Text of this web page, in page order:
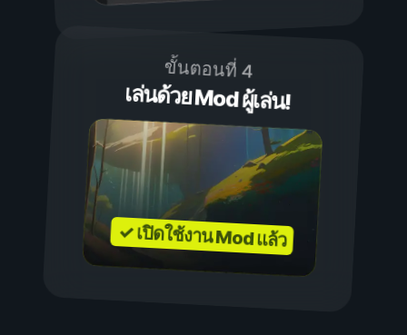
ขั้นตอนที่ 4
เล่นด้วย Mod ผู้เล่น!
✓ เปิดใช้งาน Mod แล้ว